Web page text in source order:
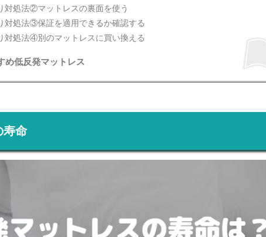
対処法②マットレスの裏面を使う
対処法③保証を適用できるか確認する
対処法④別のマットレスに買い換える
め低反発マットレス
寿命